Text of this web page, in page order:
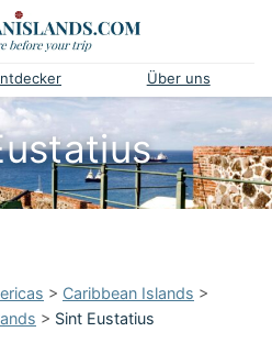
Über uns
> Caribbean Islands >
> Sint Eustatius